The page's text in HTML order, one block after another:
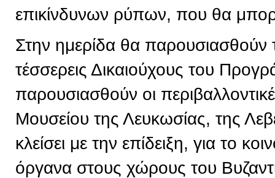
επικίνδυνων ρύπων, που θα
Στην ημερίδα θα
τέσσερεις Δικαιούχους του
παρουσιασθούν οι
Μουσείου της Λευκωσίας, της
κλείσει με την επίδειξη, για το
όργανα στους χώρους του